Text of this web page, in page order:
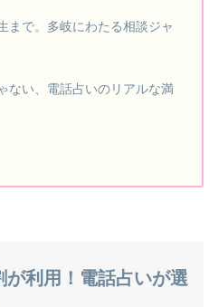
まで。多岐にわたる相談ジャ
ない、電話占いのリアルな満
が利用！電話占いが選